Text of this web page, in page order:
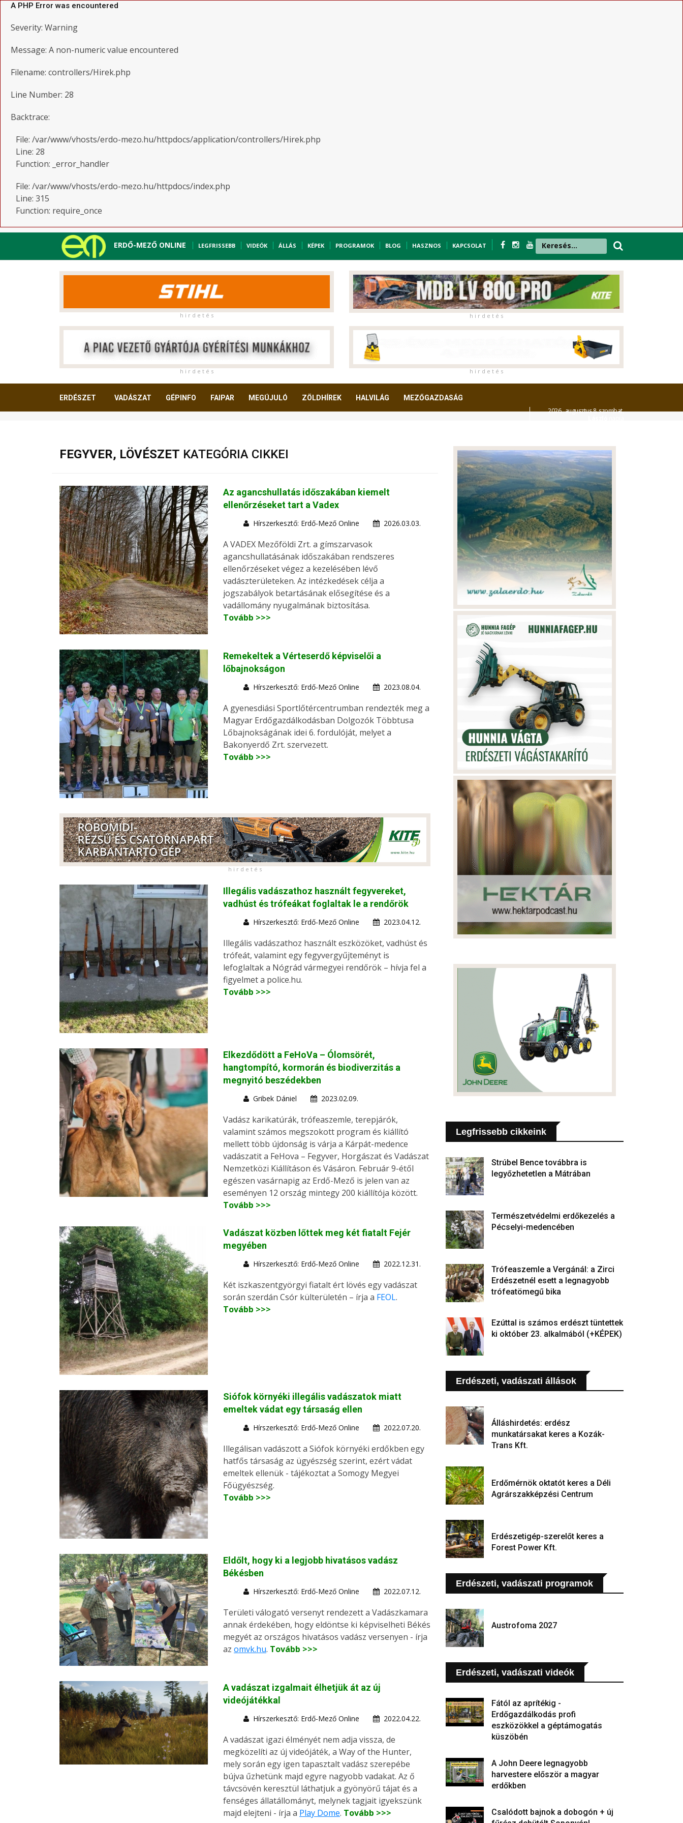
A PHP Error was encountered
Severity: Warning
Message: A non-numeric value encountered
Filename: controllers/Hirek.php
Line Number: 28
Backtrace:
File: /var/www/vhosts/erdo-mezo.hu/httpdocs/application/controllers/Hirek.php
Line: 28
Function: _error_handler
File: /var/www/vhosts/erdo-mezo.hu/httpdocs/index.php
Line: 315
Function: require_once
ERDŐ-MEZŐ ONLINE LEGFRISSEBB VIDEÓK ÁLLÁS KÉPEK PROGRAMOK BLOG HASZNOS KAPCSOLAT
h i r d e t é s h i r d e t é s
h i r d e t é s h i r d e t é s
ERDÉSZET VADÁSZAT GÉPINFO FAIPAR MEGÚJULÓ ZÖLDHÍREK HALVILÁG MEZŐGAZDASÁG
2026. augusztus 8. szombat,
FEGYVER, LÖVÉSZET KATEGÓRIA CIKKEI
Az agancshullatás időszakában kiemelt
ellenőrzéseket tart a Vadex
Hírszerkesztő: Erdő-Mező Online 2026.03.03.
A VADEX Mezőföldi Zrt. a gímszarvasok
agancshullatásának időszakában rendszeres
ellenőrzéseket végez a kezelésében lévő
vadászterületeken. Az intézkedések célja a
jogszabályok betartásának elősegítése és a
vadállomány nyugalmának biztosítása.
Tovább >>>
Remekeltek a Vérteserdő képviselői a
lőbajnokságon
Hírszerkesztő: Erdő-Mező Online 2023.08.04.
A gyenesdiási Sportlőtércentrumban rendezték meg a
Magyar Erdőgazdálkodásban Dolgozók Többtusa
Lőbajnokságának idei 6. fordulóját, melyet a
Bakonyerdő Zrt. szervezett.
Tovább >>>
h i r d e t é s
Illegális vadászathoz használt fegyvereket,
vadhúst és trófeákat foglaltak le a rendőrök
Hírszerkesztő: Erdő-Mező Online 2023.04.12.
Illegális vadászathoz használt eszközöket, vadhúst és
trófeát, valamint egy fegyvergyűjteményt is
lefoglaltak a Nógrád vármegyei rendőrök – hívja fel a
figyelmet a police.hu.
Tovább >>>
Elkezdődött a FeHoVa – Ólomsörét,
hangtompító, kormorán és biodiverzitás a
megnyitó beszédekben
Gribek Dániel 2023.02.09.
Vadász karikatúrák, trófeaszemle, terepjárók,
valamint számos megszokott program és kiállító
mellett több újdonság is várja a Kárpát-medence
vadászatit a FeHova – Fegyver, Horgászat és Vadászat
Nemzetközi Kiállításon és Vásáron. Február 9-étől
egészen vasárnapig az Erdő-Mező is jelen van az
eseményen 12 ország mintegy 200 kiállítója között.
Tovább >>>
Vadászat közben lőttek meg két fiatalt Fejér
megyében
Hírszerkesztő: Erdő-Mező Online 2022.12.31.
Két iszkaszentgyörgyi fiatalt ért lövés egy vadászat
során szerdán Csór külterületén – írja a FEOL.
Tovább >>>
Siófok környéki illegális vadászatok miatt
emeltek vádat egy társaság ellen
Hírszerkesztő: Erdő-Mező Online 2022.07.20.
Illegálisan vadászott a Siófok környéki erdőkben egy
hatfős társaság az ügyészség szerint, ezért vádat
emeltek ellenük - tájékoztat a Somogy Megyei
Főügyészség.
Tovább >>>
Eldőlt, hogy ki a legjobb hivatásos vadász
Békésben
Hírszerkesztő: Erdő-Mező Online 2022.07.12.
Területi válogató versenyt rendezett a Vadászkamara
annak érdekében, hogy eldöntse ki képviselheti Békés
megyét az országos hivatásos vadász versenyen - írja
az omvk.hu. Tovább >>>
A vadászat izgalmait élhetjük át az új
videójátékkal
Hírszerkesztő: Erdő-Mező Online 2022.04.22.
A vadászat igazi élményét nem adja vissza, de
megközelíti az új videójáték, a Way of the Hunter,
mely során egy igen tapasztalt vadász szerepébe
bújva űzhetünk majd egyre nagyobb vadakat. Az ő
távcsövén keresztül láthatjuk a gyönyörű tájat és a
fenséges állatállományt, melynek tagjait igyekszünk
majd elejteni - írja a Play Dome. Tovább >>>
Legfrissebb cikkeink
Strúbel Bence továbbra is
legyőzhetetlen a Mátrában
Természetvédelmi erdőkezelés a
Pécselyi-medencében
Trófeaszemle a Vergánál: a Zirci
Erdészetnél esett a legnagyobb
trófeatömegű bika
Ezúttal is számos erdészt tüntettek
ki október 23. alkalmából (+KÉPEK)
Erdészeti, vadászati állások
Álláshirdetés: erdész
munkatársakat keres a Kozák-
Trans Kft.
Erdőmérnök oktatót keres a Déli
Agrárszakképzési Centrum
Erdészetigép-szerelőt keres a
Forest Power Kft.
Erdészeti, vadászati programok
Austrofoma 2027
Erdészeti, vadászati videók
Fától az aprítékig -
Erdőgazdálkodás profi
eszközökkel a géptámogatás
küszöbén
A John Deere legnagyobb
harvestere először a magyar
erdőkben
Csalódott bajnok a dobogón + új